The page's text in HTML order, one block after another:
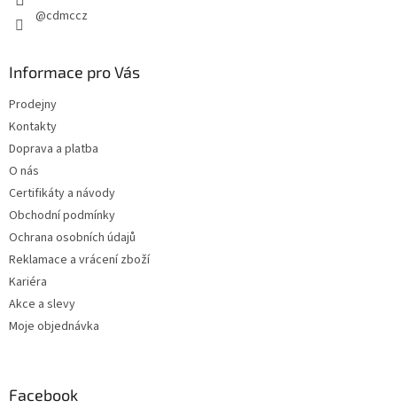
@cdmccz
Informace pro Vás
Prodejny
Kontakty
Doprava a platba
O nás
Certifikáty a návody
Obchodní podmínky
Ochrana osobních údajů
Reklamace a vrácení zboží
Kariéra
Akce a slevy
Moje objednávka
Facebook